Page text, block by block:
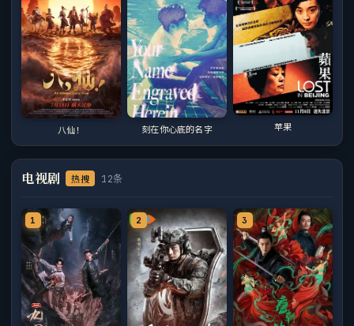
八仙！ 刻在你心底的名字 苹果
电视剧 热搜 12条
1 2 3